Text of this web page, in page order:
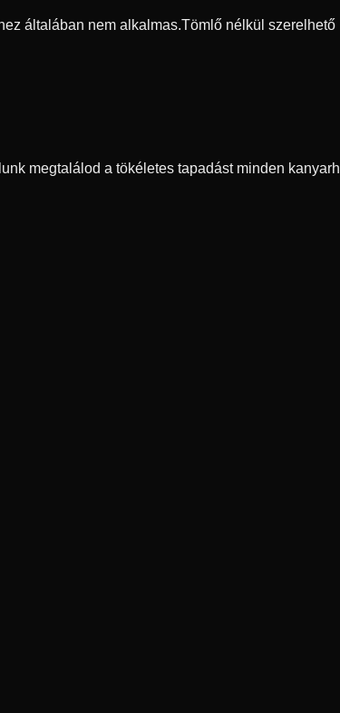
általában nem alkalmas.Tömlő nélkül szerelhető
megtalálod a tökéletes tapadást minden